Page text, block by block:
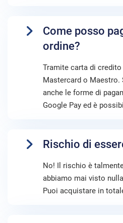
Come posso
ordine?
Tramite carta di
Mastercard o Maestro.
anche le forme di
Google Pay ed è
Rischio di
No! Il rischio è
abbiamo mai visto
Puoi acquistare in